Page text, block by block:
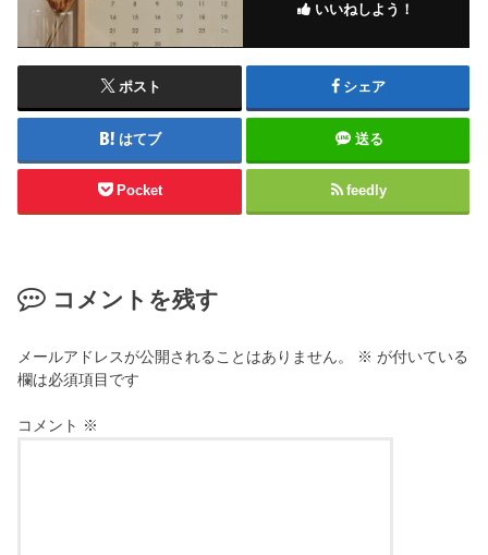
いいねしよう！
ポスト シェア
はてブ 送る
Pocket feedly
コメントを残す
メールアドレスが公開されることはありません。 ※ が付いている
欄は必須項目です
コメント ※